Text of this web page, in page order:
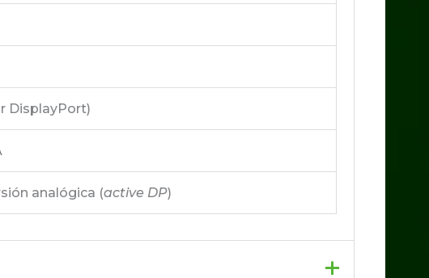
DisplayPort)
analógica (active DP)